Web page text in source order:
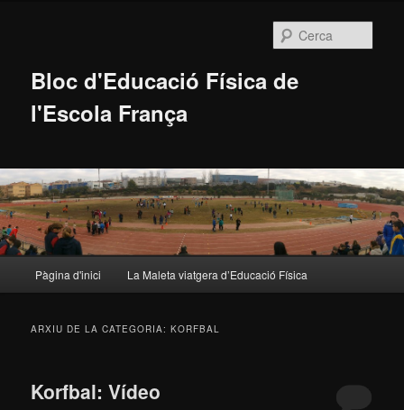
Bloc d'Educació Física de
l'Escola França
principal
Aneu
principal
Aneu
secundari
Pàgina d'inici La Maleta viatgera d’Educació Física
ARXIU DE LA CATEGORIA:KORFBAL
Korfbal: Vídeo